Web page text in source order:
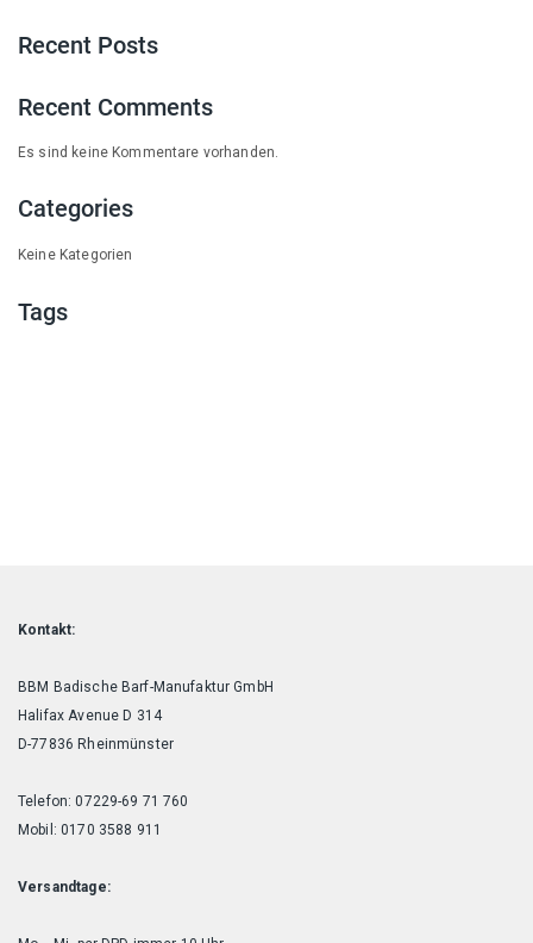
Recent Posts
Recent Comments
Es sind keine Kommentare vorhanden.
Categories
Keine Kategorien
Tags
Kontakt:
BBM Badische Barf-Manufaktur GmbH
Halifax Avenue D 314
D-77836 Rheinmünster
Telefon: 07229-69 71 760
Mobil: 0170 3588 911
Versandtage: